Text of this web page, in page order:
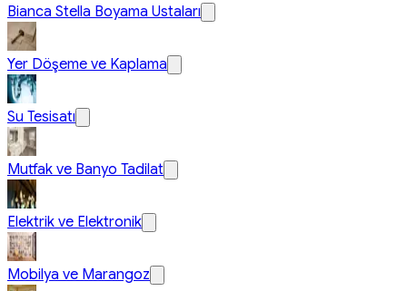
Bianca Stella Boyama Ustaları
Yer Döşeme ve Kaplama
Su Tesisatı
Mutfak ve Banyo Tadilat
Elektrik ve Elektronik
Mobilya ve Marangoz